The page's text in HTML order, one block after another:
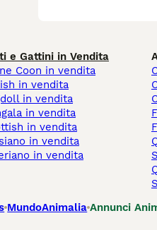
e Gattini in Vendita
Coon in vendita
in vendita
in vendita
in vendita
in vendita
in vendita
in vendita
MundoAnimalia Annunci